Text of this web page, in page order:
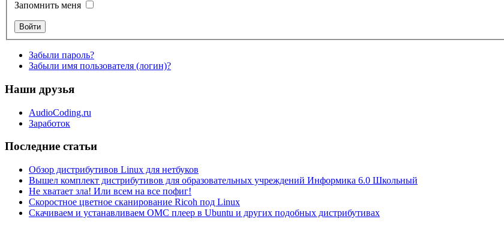
Запомнить меня
Забыли пароль?
Забыли имя пользователя (логин)?
Наши друзья
AudioCoding.ru
Заработок
Последние статьи
Обзор дистрибутивов Linux для нетбуков
Вышел комплект дистрибутивов для образовательных учреждений Информика 6.0 Школьный
Не хватает зла! Или всем на все пофиг!
Скоростное цветное сканирование Ricoh под Linux
Скачиваем и устанавливаем ОМС плеер в Ubuntu и других подобных дистрибутивах